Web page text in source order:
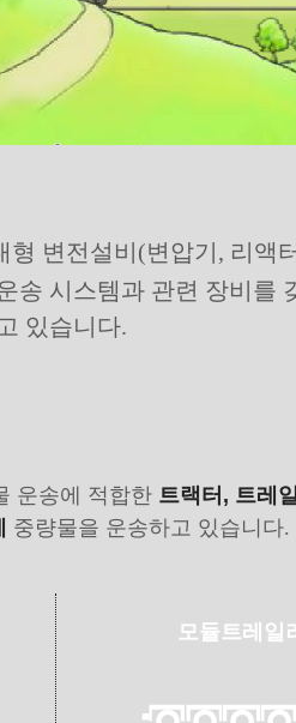
변전설비(변압기, 리액
시스템과 관련 장비를
있습니다.
운송에 적합한 트랙터, 트레
중량물을 운송하고 있습니다.
모듈트레일